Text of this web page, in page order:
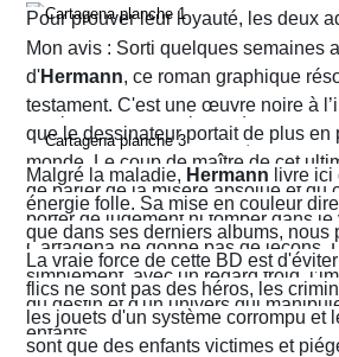
Pour prouver leur loyauté, les deux
reçoivent l'ordre d'exécuter des
Alvaro hésite, tremble mais en proie
finit par obéir. Cela provoque
Dans un sursaut de survie, il
l’un des chefs du gang local qui
d’Arriega. Devenus des hommes à
Nacho s'enfuient vers la frontière
qu’ils vont croiser, Félix Garzon, un
fatigué qui les regarde courir…
Mon avis : Sorti quelques semaines
d'Hermann, ce roman graphique
testament. C'est une œuvre noire à
que le dessinateur portait de plus en
monde. Le coup de maître de cet
de parler de la misère absolue et du
porter de jugement ni tomber dans le
Cartagena ne donne pas de leçons.
simplement, avec un regard froid,
du destin et d'un univers qui
enfants.
Malgré la maladie, Hermann livre
énergie folle. Sa mise en couleur
que dans ses derniers albums, nous
poussière et la sueur comme lui seul
transmettre. On y retrouve ses
aux mâchoires carrées portant en
ou la noirceur du monde. Le
La vraie force de cette BD est
flics ne sont pas des héros, les
les jouets d'un système corrompu et
sont que des enfants victimes et